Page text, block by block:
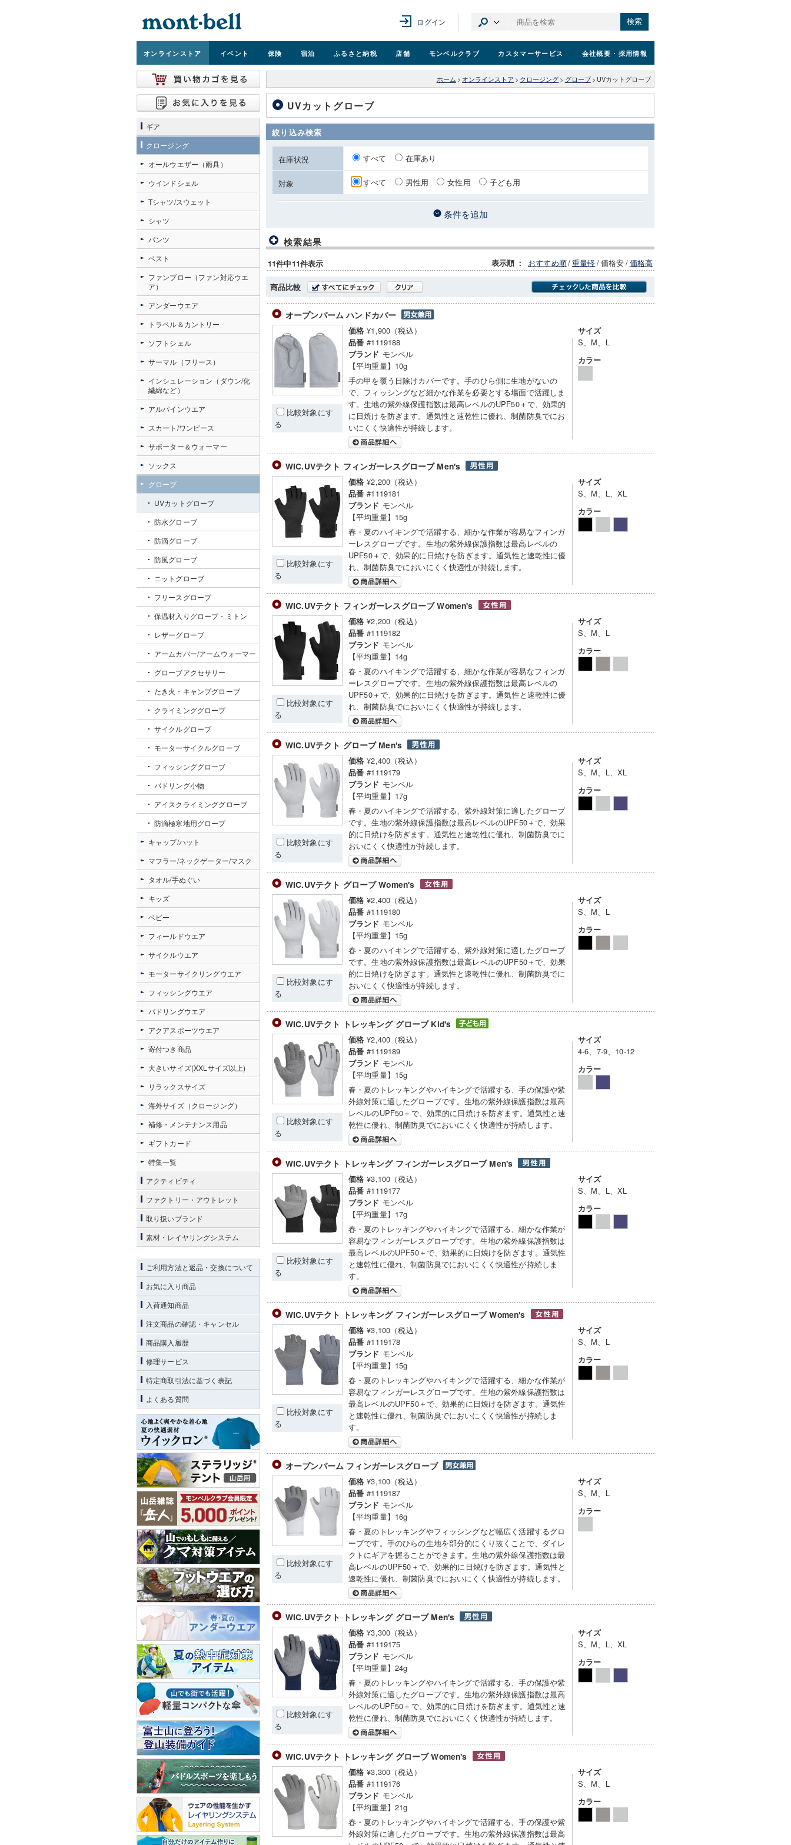
ログイン 検索
オンラインストア イベント 保険 宿泊 ふるさと納税 店舗 モンベルクラブ カスタマーサービス 会社概要 ・採用情報
ホーム > オンラインストア > クロージング > グローブ > UVカットグローブ
UVカットグローブ
絞り込み検索
在庫状況 すべて 在庫あり
対象 すべて 男性用 女性用 子ども用
条件を追加
検索結果
11件中11件表示 表示順 ： おすすめ順/重量軽/価格安/価格高
商品比較
オープンパーム ハンドカバー
比較対象にす
る
価格 ¥1,900（税込）
品番 #1119188
ブランド モンベル
【平均重量】10g
手の甲を覆う日除けカバーです。手のひら側に生地がないの
で、フィッシングなど細かな作業を必要とする場面で活躍しま
す。生地の紫外線保護指数は最高レベルのUPF50＋で、効果的
に日焼けを防ぎます。通気性と速乾性に優れ、制菌防臭でにお
いにくく快適性が持続します。
サイズ
S、M、L
カラー
WIC.UVテクト フィンガーレスグローブ Men's
比較対象にす
る
価格 ¥2,200（税込）
品番 #1119181
ブランド モンベル
【平均重量】15g
春・夏のハイキングで活躍する、細かな作業が容易なフィンガ
ーレスグローブです。生地の紫外線保護指数は最高レベルの
UPF50＋で、効果的に日焼けを防ぎます。通気性と速乾性に優
れ、制菌防臭でにおいにくく快適性が持続します。
サイズ
S、M、L、XL
カラー
WIC.UVテクト フィンガーレスグローブ Women's
比較対象にす
る
価格 ¥2,200（税込）
品番 #1119182
ブランド モンベル
【平均重量】14g
春・夏のハイキングで活躍する、細かな作業が容易なフィンガ
ーレスグローブです。生地の紫外線保護指数は最高レベルの
UPF50＋で、効果的に日焼けを防ぎます。通気性と速乾性に優
れ、制菌防臭でにおいにくく快適性が持続します。
サイズ
S、M、L
カラー
WIC.UVテクト グローブ Men's
比較対象にす
る
価格 ¥2,400（税込）
品番 #1119179
ブランド モンベル
【平均重量】17g
春・夏のハイキングで活躍する、紫外線対策に適したグローブ
です。生地の紫外線保護指数は最高レベルのUPF50＋で、効果
的に日焼けを防ぎます。通気性と速乾性に優れ、制菌防臭でに
おいにくく快適性が持続します。
サイズ
S、M、L、XL
カラー
WIC.UVテクト グローブ Women's
比較対象にす
る
価格 ¥2,400（税込）
品番 #1119180
ブランド モンベル
【平均重量】15g
春・夏のハイキングで活躍する、紫外線対策に適したグローブ
です。生地の紫外線保護指数は最高レベルのUPF50＋で、効果
的に日焼けを防ぎます。通気性と速乾性に優れ、制菌防臭でに
おいにくく快適性が持続します。
サイズ
S、M、L
カラー
WIC.UVテクト トレッキング グローブ Kid's
比較対象にす
る
価格 ¥2,400（税込）
品番 #1119189
ブランド モンベル
【平均重量】15g
春・夏のトレッキングやハイキングで活躍する、手の保護や紫
外線対策に適したグローブです。生地の紫外線保護指数は最高
レベルのUPF50＋で、効果的に日焼けを防ぎます。通気性と速
乾性に優れ、制菌防臭でにおいにくく快適性が持続します。
サイズ
4-6、7-9、10-12
カラー
WIC.UVテクト トレッキング フィンガーレスグローブ Men's
比較対象にす
る
価格 ¥3,100（税込）
品番 #1119177
ブランド モンベル
【平均重量】17g
春・夏のトレッキングやハイキングで活躍する、細かな作業が
容易なフィンガーレスグローブです。生地の紫外線保護指数は
最高レベルのUPF50＋で、効果的に日焼けを防ぎます。通気性
と速乾性に優れ、制菌防臭でにおいにくく快適性が持続しま
す。
サイズ
S、M、L、XL
カラー
WIC.UVテクト トレッキング フィンガーレスグローブ Women's
比較対象にす
る
価格 ¥3,100（税込）
品番 #1119178
ブランド モンベル
【平均重量】15g
春・夏のトレッキングやハイキングで活躍する、細かな作業が
容易なフィンガーレスグローブです。生地の紫外線保護指数は
最高レベルのUPF50＋で、効果的に日焼けを防ぎます。通気性
と速乾性に優れ、制菌防臭でにおいにくく快適性が持続しま
す。
サイズ
S、M、L
カラー
オープンパーム フィンガーレスグローブ
比較対象にす
る
価格 ¥3,100（税込）
品番 #1119187
ブランド モンベル
【平均重量】16g
春・夏のトレッキングやフィッシングなど幅広く活躍するグロ
ーブです。手のひらの生地を部分的にくり抜くことで、ダイレ
クトにギアを握ることができます。生地の紫外線保護指数は最
高レベルのUPF50＋で、効果的に日焼けを防ぎます。通気性と
速乾性に優れ、制菌防臭でにおいにくく快適性が持続します。
サイズ
S、M、L
カラー
WIC.UVテクト トレッキング グローブ Men's
比較対象にす
る
価格 ¥3,300（税込）
品番 #1119175
ブランド モンベル
【平均重量】24g
春・夏のトレッキングやハイキングで活躍する、手の保護や紫
外線対策に適したグローブです。生地の紫外線保護指数は最高
レベルのUPF50＋で、効果的に日焼けを防ぎます。通気性と速
乾性に優れ、制菌防臭でにおいにくく快適性が持続します。
サイズ
S、M、L、XL
カラー
WIC.UVテクト トレッキング グローブ Women's
価格 ¥3,300（税込）
品番 #1119176
ブランド モンベル
【平均重量】21g
春・夏のトレッキングやハイキングで活躍する、手の保護や紫
外線対策に適したグローブです。生地の紫外線保護指数は最高
サイズ
S、M、L
カラー
ギア
クロージング
オールウエザー（雨具）
ウインドシェル
Tシャツ/スウェット
シャツ
パンツ
ベスト
ファンブロー（ファン対応ウエ
ア）
アンダーウエア
トラベル＆カントリー
ソフトシェル
サーマル（フリース）
インシュレーション（ダウン/化
繊綿など）
アルパインウエア
スカート/ワンピース
サポーター＆ウォーマー
ソックス
グローブ
UVカットグローブ
防水グローブ
防滴グローブ
防風グローブ
ニットグローブ
フリースグローブ
保温材入りグローブ・ミトン
レザーグローブ
アームカバー/アームウォーマー
グローブアクセサリー
たき火・キャンプグローブ
クライミンググローブ
サイクルグローブ
モーターサイクルグローブ
フィッシンググローブ
パドリング小物
アイスクライミンググローブ
防滴極寒地用グローブ
キャップ/ハット
マフラー/ネックゲーター/マスク
タオル/手ぬぐい
キッズ
ベビー
フィールドウエア
サイクルウエア
モーターサイクリングウエア
フィッシングウエア
パドリングウエア
アクアスポーツウエア
寄付つき商品
大きいサイズ(XXLサイズ以上)
リラックスサイズ
海外サイズ（クロージング）
補修・メンテナンス用品
ギフトカード
特集一覧
アクティビティ
ファクトリー・アウトレット
取り扱いブランド
素材・レイヤリングシステム
ご利用方法と返品・交換について
お気に入り商品
入荷通知商品
注文商品の確認・キャンセル
商品購入履歴
修理サービス
特定商取引法に基づく表記
よくある質問